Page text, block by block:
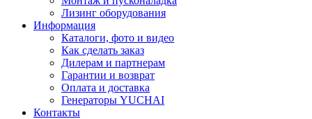
Лизинг оборудования
Информация
Каталоги, фото и видео
Как сделать заказ
Дилерам и партнерам
Гарантии и возврат
Оплата и доставка
Генераторы YUCHAI
Контакты